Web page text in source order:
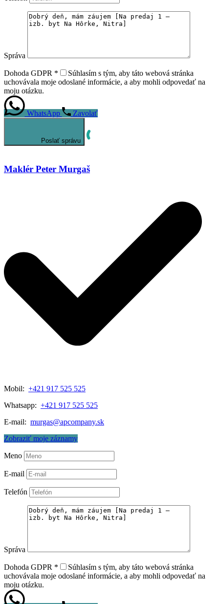
Správa
Dohoda GDPR *
Súhlasím s tým, aby táto webová stránka
uchovávala moje odoslané informácie, a aby mohli odpovedať na
moju otázku.
WhatsApp Zavolať
Poslať správu
Maklér Peter Murgaš
Mobil: +421 917 525 525
Whatsapp: +421 917 525 525
E-mail: murgas@apcompany.sk
Zobraziť moje záznamy
Meno
E-mail
Telefón
Správa
Dohoda GDPR *
Súhlasím s tým, aby táto webová stránka
uchovávala moje odoslané informácie, a aby mohli odpovedať na
moju otázku.